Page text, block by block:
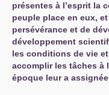
présentes à l’esprit la
peuple place en eux,
persévérance et de
développement
les conditions de vie
accomplir les tâches à
époque leur a